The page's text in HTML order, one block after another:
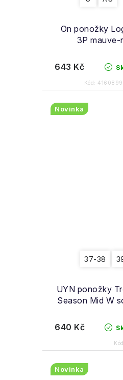
ů
On ponožky
3P mauve-
643 Kč
Kód:
UYN ponožky
Season Mid W
Novinka
37-38
640 Kč
Novinka